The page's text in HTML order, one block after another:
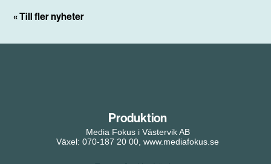
« Till fler nyheter
Produktion
Media Fokus i Västervik AB
Växel: 070-187 20 00, www.mediafokus.se